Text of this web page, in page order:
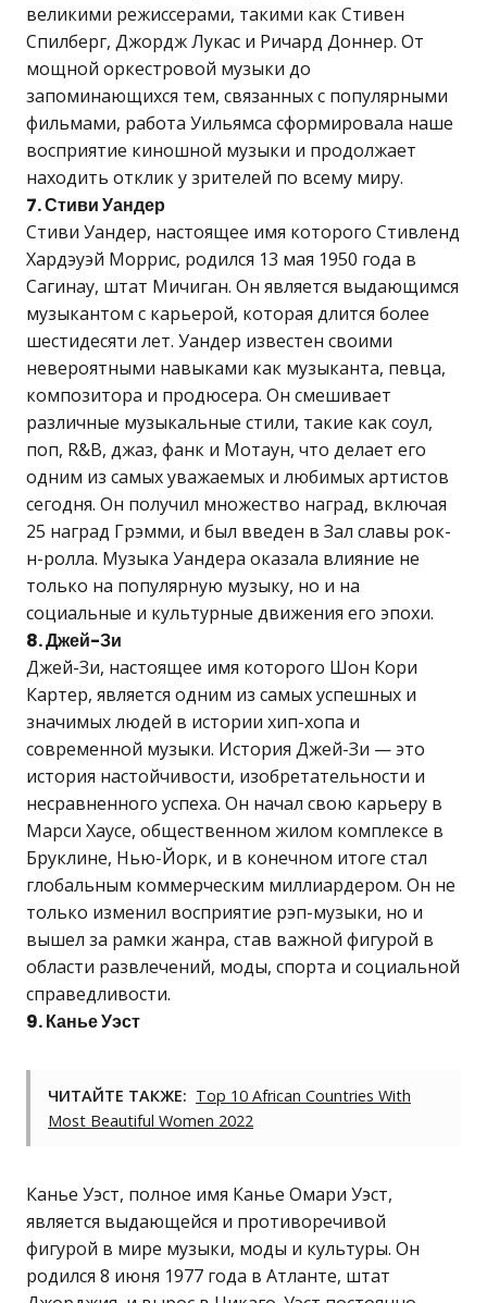
великими режиссерами, такими как Стивен
Спилберг, Джордж Лукас и Ричард Доннер. От
мощной оркестровой музыки до
запоминающихся тем, связанных с популярными
фильмами, работа Уильямса сформировала наше
восприятие киношной музыки и продолжает
находить отклик у зрителей по всему миру.
7. Стиви Уандер
Стиви Уандер, настоящее имя которого Стивленд
Хардэуэй Моррис, родился 13 мая 1950 года в
Сагинау, штат Мичиган. Он является выдающимся
музыкантом с карьерой, которая длится более
шестидесяти лет. Уандер известен своими
невероятными навыками как музыканта, певца,
композитора и продюсера. Он смешивает
различные музыкальные стили, такие как соул,
поп, R&B, джаз, фанк и Мотаун, что делает его
одним из самых уважаемых и любимых артистов
сегодня. Он получил множество наград, включая
25 наград Грэмми, и был введен в Зал славы рок-
н-ролла. Музыка Уандера оказала влияние не
только на популярную музыку, но и на
социальные и культурные движения его эпохи.
8. Джей-Зи
Джей-Зи, настоящее имя которого Шон Кори
Картер, является одним из самых успешных и
значимых людей в истории хип-хопа и
современной музыки. История Джей-Зи — это
история настойчивости, изобретательности и
несравненного успеха. Он начал свою карьеру в
Марси Хаусе, общественном жилом комплексе в
Бруклине, Нью-Йорк, и в конечном итоге стал
глобальным коммерческим миллиардером. Он не
только изменил восприятие рэп-музыки, но и
вышел за рамки жанра, став важной фигурой в
области развлечений, моды, спорта и социальной
справедливости.
9. Канье Уэст
ЧИТАЙТЕ ТАКЖЕ: Top 10 African Countries With
Most Beautiful Women 2022
Канье Уэст, полное имя Канье Омари Уэст,
является выдающейся и противоречивой
фигурой в мире музыки, моды и культуры. Он
родился 8 июня 1977 года в Атланте, штат